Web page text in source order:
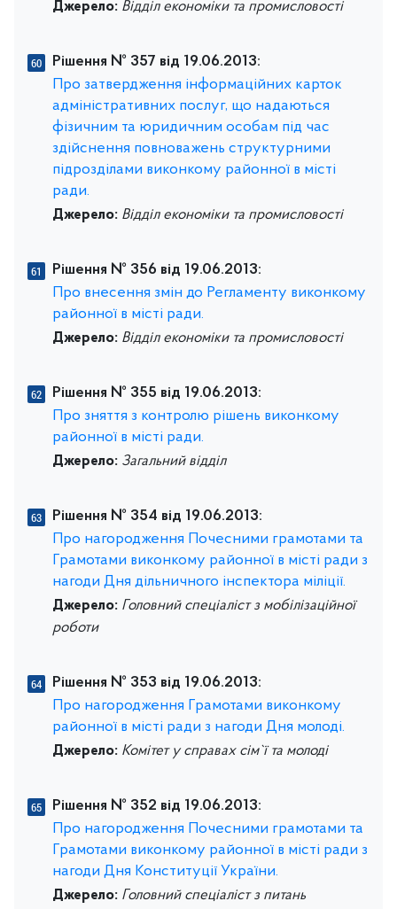
Джерело: Відділ економіки та промисловості
Рішення № 357 від 19.06.2013:
Про затвердження інформаційних карток
адміністративних послуг, що надаються
фізичним та юридичним особам під час
здійснення повноважень структурними
підрозділами виконкому районної в місті
ради.
Джерело: Відділ економіки та промисловості
Рішення № 356 від 19.06.2013:
Про внесення змін до Регламенту виконкому
районної в місті ради.
Джерело: Відділ економіки та промисловості
Рішення № 355 від 19.06.2013:
Про зняття з контролю рішень виконкому
районної в місті ради.
Джерело: Загальний відділ
Рішення № 354 від 19.06.2013:
Про нагородження Почесними грамотами та
Грамотами виконкому районної в місті ради з
нагоди Дня дільничного інспектора міліції.
Джерело: Головний спеціаліст з мобілізаційної
роботи
Рішення № 353 від 19.06.2013:
Про нагородження Грамотами виконкому
районної в місті ради з нагоди Дня молоді.
Джерело: Комітет у справах сім`ї та молоді
Рішення № 352 від 19.06.2013:
Про нагородження Почесними грамотами та
Грамотами виконкому районної в місті ради з
нагоди Дня Конституції України.
Джерело: Головний спеціаліст з питань